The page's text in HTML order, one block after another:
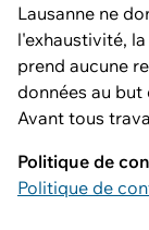
Lausanne ne
l'exhaustivité,
prend aucune
données au
Avant tous
Politique de
Politique de